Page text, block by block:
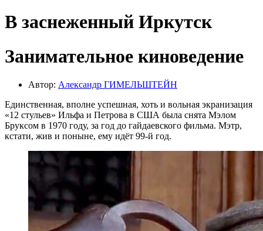
В заснеженный Иркутск
Занимательное киноведение
Автор: Александр ГИМЕЛЬШТЕЙН
Единственная, вполне успешная, хоть и вольная экранизация
«12 стульев» Ильфа и Петрова в США была снята Мэлом
Бруксом в 1970 году, за год до гайдаевского фильма. Мэтр,
кстати, жив и поныне, ему идёт 99-й год.